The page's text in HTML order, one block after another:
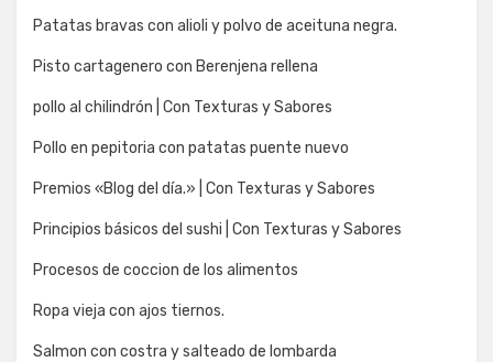
Patatas bravas con alioli y polvo de aceituna negra.
Pisto cartagenero con Berenjena rellena
pollo al chilindrón | Con Texturas y Sabores
Pollo en pepitoria con patatas puente nuevo
Premios «Blog del día.» | Con Texturas y Sabores
Principios básicos del sushi | Con Texturas y Sabores
Procesos de coccion de los alimentos
Ropa vieja con ajos tiernos.
Salmon con costra y salteado de lombarda